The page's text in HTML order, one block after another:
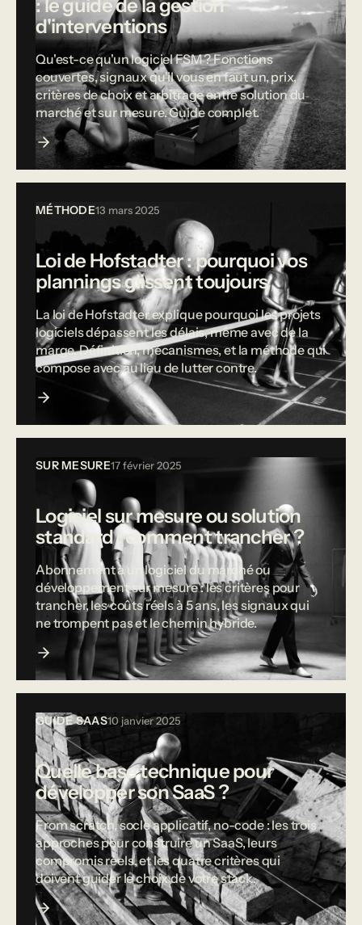
: le guide de la gestion
d'interventions
Qu'est-ce qu'un logiciel FSM ? Fonctions
couvertes, signaux qu'il vous en faut un, prix,
critères de choix et arbitrage entre solution du
marché et sur mesure. Guide complet.
MÉTHODE13 mars 2025
Loi de Hofstadter : pourquoi vos
plannings glissent toujours
La loi de Hofstadter explique pourquoi les projets
logiciels dépassent les délais, même avec de la
marge. Définition, mécanismes, et la méthode qui
compose avec au lieu de lutter contre.
SUR MESURE17 février 2025
Logiciel sur mesure ou solution
standard : comment trancher ?
Abonnement à un logiciel du marché ou
développement sur mesure : les critères pour
trancher, les coûts réels à 5 ans, les signaux qui
ne trompent pas et le chemin hybride.
GUIDE SAAS10 janvier 2025
Quelle base technique pour
développer son SaaS ?
From scratch, socle applicatif, no-code : les trois
approches pour construire un SaaS, leurs
compromis réels, et les quatre critères qui
doivent guider le choix de votre stack.